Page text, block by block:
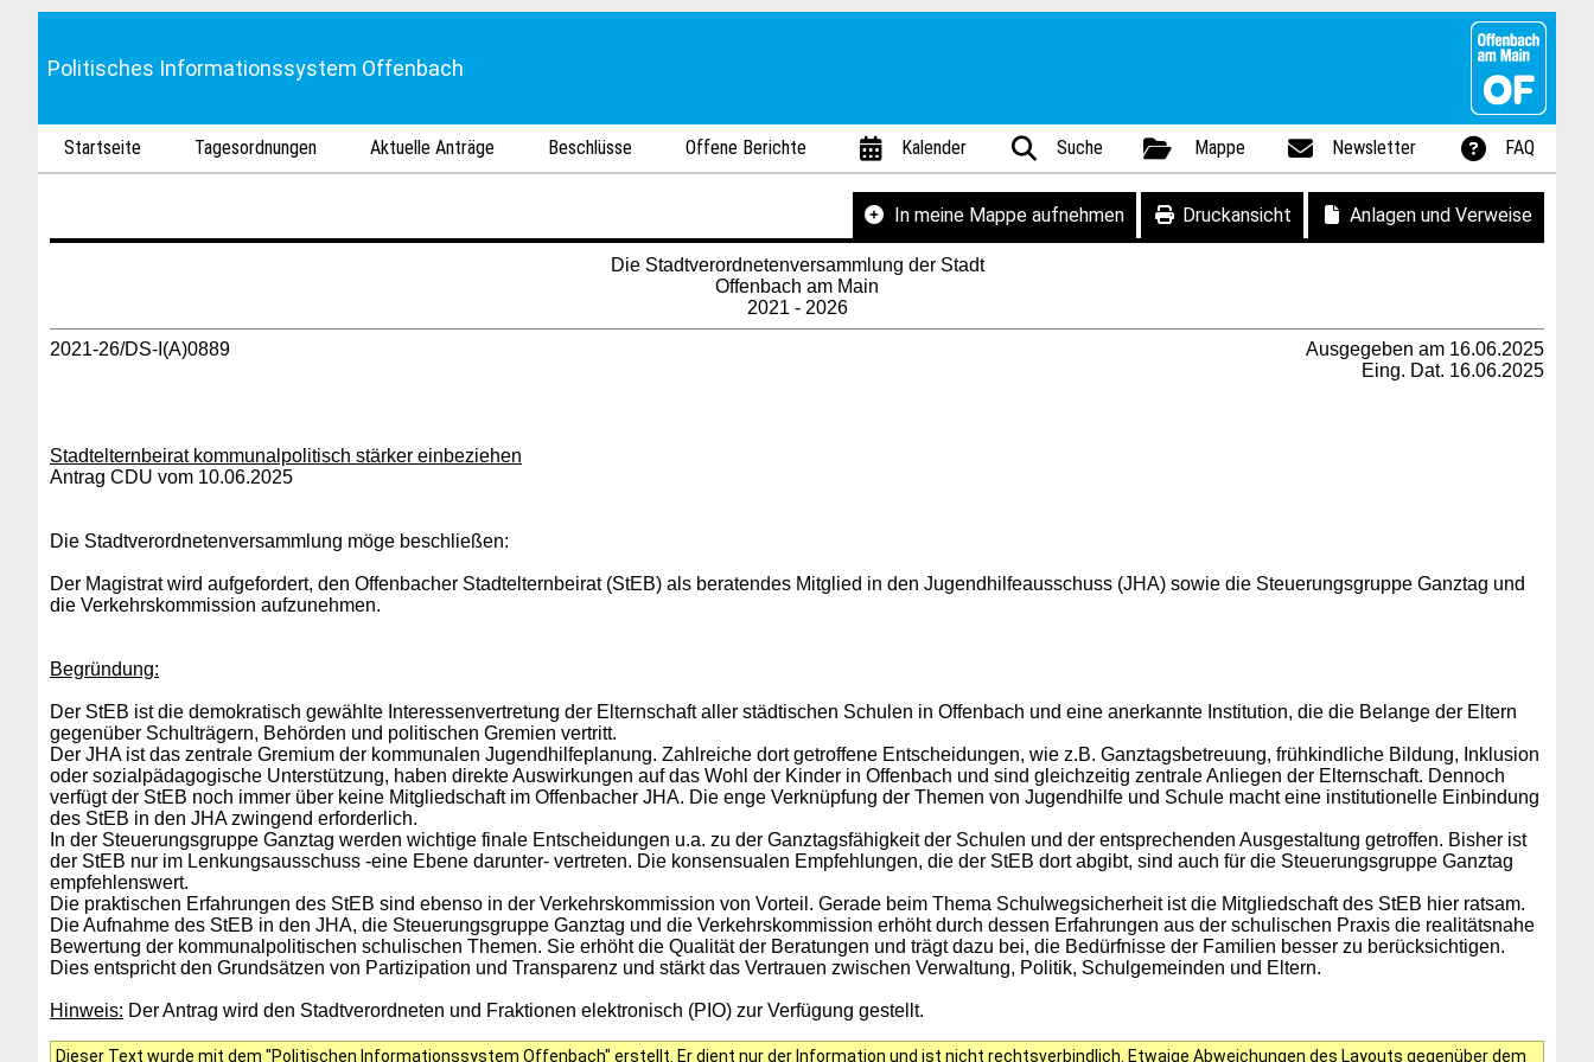
Politisches Informationssystem Offenbach
Startseite Tagesordnungen Aktuelle Anträge Beschlüsse Offene Berichte Kalender Suche Mappe Newsletter FAQ
In meine Mappe aufnehmen Druckansicht Anlagen und Verweise
Die Stadtverordnetenversammlung der Stadt
Offenbach am Main
2021 - 2026
2021-26/DS-I(A)0889
Ausgegeben am 16.06.2025
Eing. Dat. 16.06.2025
Stadtelternbeirat kommunalpolitisch stärker einbeziehen
Antrag CDU vom 10.06.2025
Die Stadtverordnetenversammlung möge beschließen:
Der Magistrat wird aufgefordert, den Offenbacher Stadtelternbeirat (StEB) als beratendes Mitglied in den Jugendhilfeausschuss (JHA) sowie die Steuerungsgruppe Ganztag und
die Verkehrskommission aufzunehmen.
Begründung:
Der StEB ist die demokratisch gewählte Interessenvertretung der Elternschaft aller städtischen Schulen in Offenbach und eine anerkannte Institution, die die Belange der Eltern
gegenüber Schulträgern, Behörden und politischen Gremien vertritt.
Der JHA ist das zentrale Gremium der kommunalen Jugendhilfeplanung. Zahlreiche dort getroffene Entscheidungen, wie z.B. Ganztagsbetreuung, frühkindliche Bildung, Inklusion
oder sozialpädagogische Unterstützung, haben direkte Auswirkungen auf das Wohl der Kinder in Offenbach und sind gleichzeitig zentrale Anliegen der Elternschaft. Dennoch
verfügt der StEB noch immer über keine Mitgliedschaft im Offenbacher JHA. Die enge Verknüpfung der Themen von Jugendhilfe und Schule macht eine institutionelle Einbindung
des StEB in den JHA zwingend erforderlich.
In der Steuerungsgruppe Ganztag werden wichtige finale Entscheidungen u.a. zu der Ganztagsfähigkeit der Schulen und der entsprechenden Ausgestaltung getroffen. Bisher ist
der StEB nur im Lenkungsausschuss -eine Ebene darunter- vertreten. Die konsensualen Empfehlungen, die der StEB dort abgibt, sind auch für die Steuerungsgruppe Ganztag
empfehlenswert.
Die praktischen Erfahrungen des StEB sind ebenso in der Verkehrskommission von Vorteil. Gerade beim Thema Schulwegsicherheit ist die Mitgliedschaft des StEB hier ratsam.
Die Aufnahme des StEB in den JHA, die Steuerungsgruppe Ganztag und die Verkehrskommission erhöht durch dessen Erfahrungen aus der schulischen Praxis die realitätsnahe
Bewertung der kommunalpolitischen schulischen Themen. Sie erhöht die Qualität der Beratungen und trägt dazu bei, die Bedürfnisse der Familien besser zu berücksichtigen.
Dies entspricht den Grundsätzen von Partizipation und Transparenz und stärkt das Vertrauen zwischen Verwaltung, Politik, Schulgemeinden und Eltern.
Hinweis: Der Antrag wird den Stadtverordneten und Fraktionen elektronisch (PIO) zur Verfügung gestellt.
Dieser Text wurde mit dem "Politischen Informationssystem Offenbach" erstellt. Er dient nur der Information und ist nicht rechtsverbindlich. Etwaige Abweichungen des Layouts gegenüber dem